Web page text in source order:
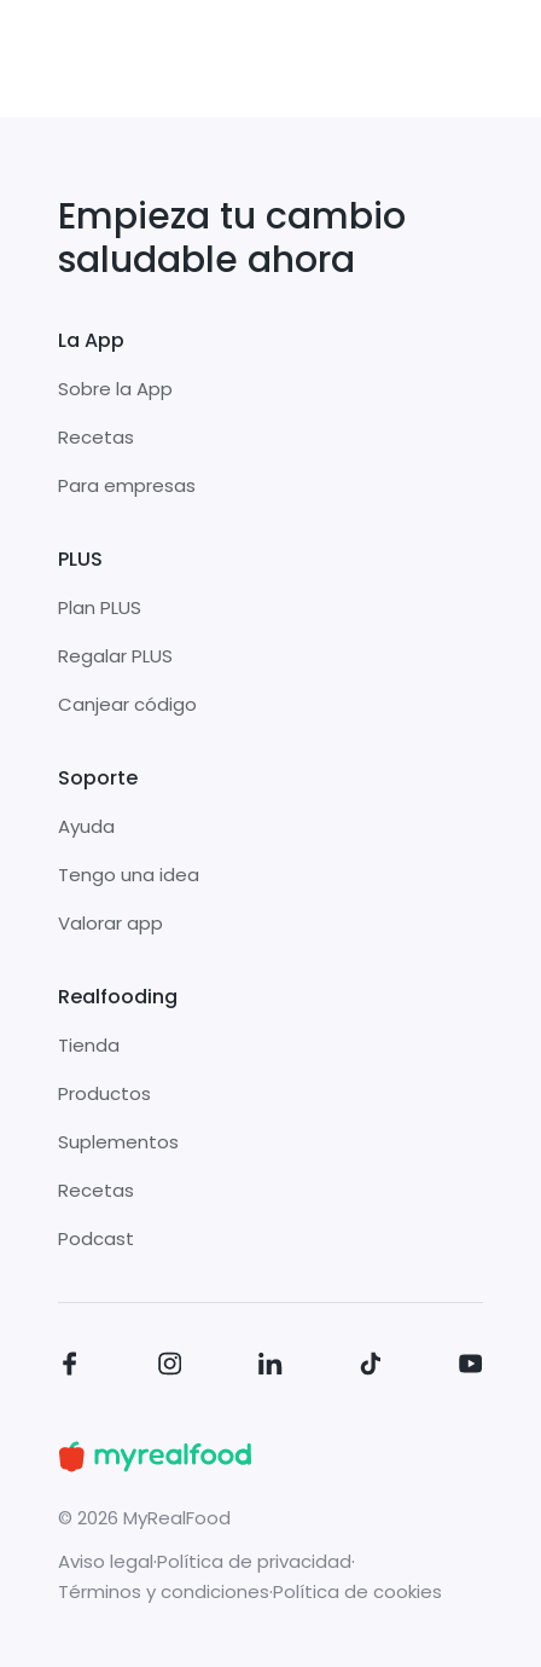
Empieza tu cambio
saludable ahora
La App
Sobre la App
Recetas
Para empresas
PLUS
Plan PLUS
Regalar PLUS
Canjear código
Soporte
Ayuda
Tengo una idea
Valorar app
Realfooding
Tienda
Productos
Suplementos
Recetas
Podcast
© 2026 MyRealFood
Aviso legal·Política de privacidad·
Términos y condiciones·Política de cookies